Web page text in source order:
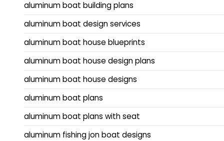
aluminum boat building plans
aluminum boat design services
aluminum boat house blueprints
aluminum boat house design plans
aluminum boat house designs
aluminum boat plans
aluminum boat plans with seat
aluminum fishing jon boat designs